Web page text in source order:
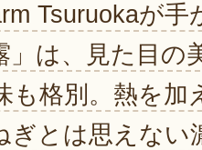
Tsuruokaが手
」は、見た目の
も格別。熱を加
ぎとは思えない